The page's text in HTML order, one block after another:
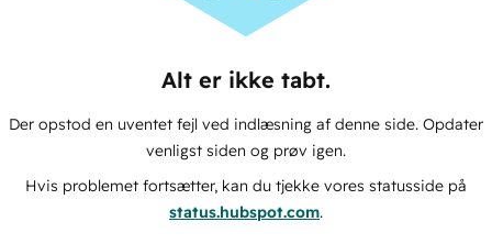
Alt er ikke tabt.
Der opstod en uventet fejl ved indlæsning af denne side. Opdater
venligst siden og prøv igen.
Hvis problemet fortsætter, kan du tjekke vores statusside på
status.hubspot.com.